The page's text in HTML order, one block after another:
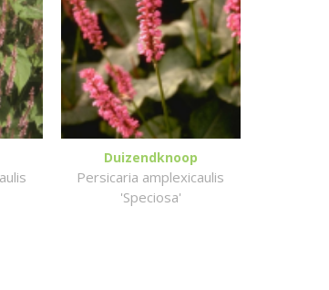
Duizendknoop
Persicaria amplexicaulis
'Speciosa'